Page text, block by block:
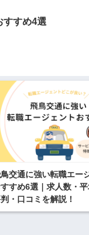
すすめ4選
交通に強い転職エー
すめ6選｜求人数・
・口コミを解説！